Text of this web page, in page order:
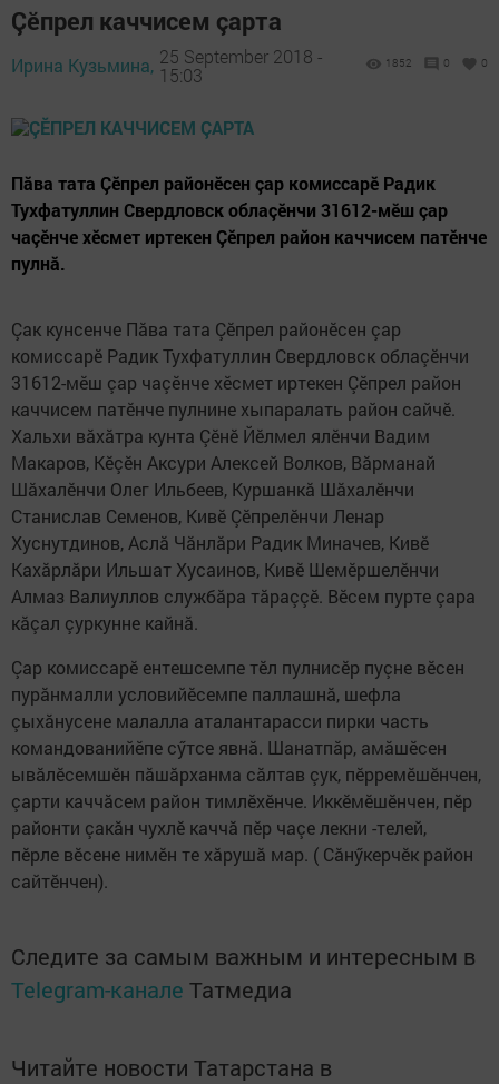
Çӗпрел каччисем çарта
Ирина Кузьмина, 25 September 2018 -
15:03
1852 0 0
Пăва тата Çӗпрел районӗсен çар комиссарӗ Радик
Тухфатуллин Свердловск облаçӗнчи 31612-мӗш çар
чаçӗнче хӗсмет иртекен Çӗпрел район каччисем патӗнче
пулнă.
Çак кунсенче Пăва тата Çӗпрел районӗсен çар
комиссарӗ Радик Тухфатуллин Свердловск облаçӗнчи
31612-мӗш çар чаçӗнче хӗсмет иртекен Çӗпрел район
каччисем патӗнче пулнине хыпаралать район сайчӗ.
Хальхи вăхăтра кунта Çӗнӗ Йӗлмел ялӗнчи Вадим
Макаров, Кӗçӗн Аксури Алексей Волков, Вăрманай
Шăхалӗнчи Олег Ильбеев, Куршанкă Шăхалӗнчи
Станислав Семенов, Кивӗ Çӗпрелӗнчи Ленар
Хуснутдинов, Аслă Чăнлăри Радик Миначев, Кивӗ
Кахăрлăри Ильшат Хусаинов, Кивӗ Шемӗршелӗнчи
Алмаз Валиуллов службăра тăраççӗ. Вӗсем пурте çара
кăçал çуркунне кайнă.
Çар комиссарӗ ентешсемпе тӗл пулнисӗр пуçне вӗсен
пурăнмалли условийӗсемпе паллашнă, шефла
çыхăнусене малалла аталантарасси пирки часть
командованийӗпе сӳтсе явнă. Шанатпăр, амăшӗсен
ывăлӗсемшӗн пăшăрханма сăлтав çук, пӗрремӗшӗнчен,
çарти каччăсем район тимлӗхӗнче. Иккӗмӗшӗнчен, пӗр
районти çакăн чухлӗ каччă пӗр чаçе лекни -телей,
пӗрле вӗсене нимӗн те хăрушă мар. ( Сăнӳкерчӗк район
сайтӗнчен).
Следите за самым важным и интересным в
Telegram-канале Татмедиа
Читайте новости Татарстана в